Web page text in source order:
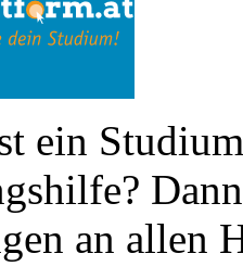
ein
an allen